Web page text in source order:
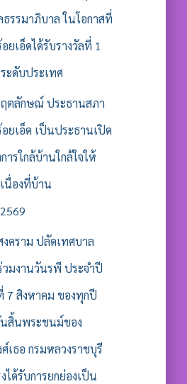
ธรรมาภิบาล ในโอกาสที่
ยเอ็ดได้รับรางวัลที่ 1
ะดับประเทศ
ฤตลักษณ์ ประธานสภา
อยเอ็ด เป็นประธานเปิด
ารใกล้บ้านใกล้ใจให้
นื่องที่บ้าน
คราม ปลัดเทศบาล
วมงานวันรพี ประจำปี
7 สิงหาคม ของทุกปี
สิ้นพระชนม์ของ
เธอ กรมหลวงราชบุรี
ได้รับการยกย่องเป็น